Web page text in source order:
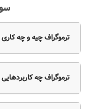
ترموگراف چیه و چه کاری
ترموگراف چه کاربردهایی